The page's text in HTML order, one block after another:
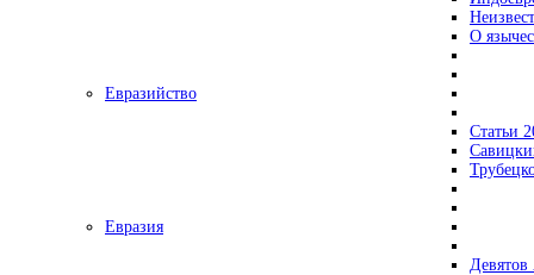
О
Евразийство
Статьи
Евразия